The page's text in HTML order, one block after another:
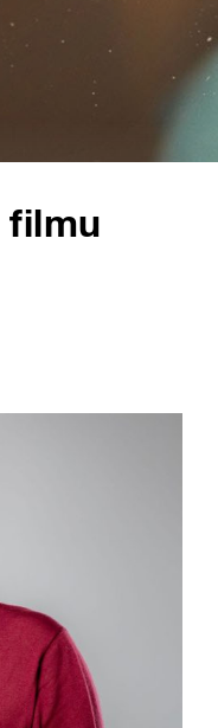
filmu